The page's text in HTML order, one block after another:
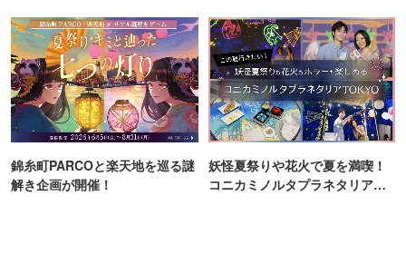
錦糸町PARCOと楽天地を巡る謎
解き企画が開催！
妖怪夏祭りや花火で夏を満喫！
コニカミノルタプラネタリア